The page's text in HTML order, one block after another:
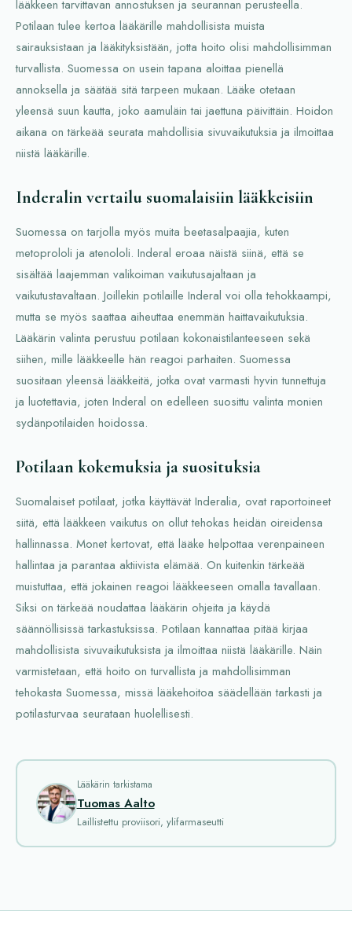
lääkkeen tarvittavan annostuksen ja seurannan perusteella.
Potilaan tulee kertoa lääkärille mahdollisista muista
sairauksistaan ja lääkityksistään, jotta hoito olisi mahdollisimman
turvallista. Suomessa on usein tapana aloittaa pienellä
annoksella ja säätää sitä tarpeen mukaan. Lääke otetaan
yleensä suun kautta, joko aamuläin tai jaettuna päivittäin. Hoidon
aikana on tärkeää seurata mahdollisia sivuvaikutuksia ja ilmoittaa
niistä lääkärille.
Inderalin vertailu suomalaisiin lääkkeisiin
Suomessa on tarjolla myös muita beetasalpaajia, kuten
metoprololi ja atenololi. Inderal eroaa näistä siinä, että se
sisältää laajemman valikoiman vaikutusajaltaan ja
vaikutustavaltaan. Joillekin potilaille Inderal voi olla tehokkaampi,
mutta se myös saattaa aiheuttaa enemmän haittavaikutuksia.
Lääkärin valinta perustuu potilaan kokonaistilanteeseen sekä
siihen, mille lääkkeelle hän reagoi parhaiten. Suomessa
suositaan yleensä lääkkeitä, jotka ovat varmasti hyvin tunnettuja
ja luotettavia, joten Inderal on edelleen suosittu valinta monien
sydänpotilaiden hoidossa.
Potilaan kokemuksia ja suosituksia
Suomalaiset potilaat, jotka käyttävät Inderalia, ovat raportoineet
siitä, että lääkkeen vaikutus on ollut tehokas heidän oireidensa
hallinnassa. Monet kertovat, että lääke helpottaa verenpaineen
hallintaa ja parantaa aktiivista elämää. On kuitenkin tärkeää
muistuttaa, että jokainen reagoi lääkkeeseen omalla tavallaan.
Siksi on tärkeää noudattaa lääkärin ohjeita ja käydä
säännöllisissä tarkastuksissa. Potilaan kannattaa pitää kirjaa
mahdollisista sivuvaikutuksista ja ilmoittaa niistä lääkärille. Näin
varmistetaan, että hoito on turvallista ja mahdollisimman
tehokasta Suomessa, missä lääkehoitoa säädellään tarkasti ja
potilasturvaa seurataan huolellisesti.
Lääkärin tarkistama
Tuomas Aalto
Laillistettu proviisori, ylifarmaseutti